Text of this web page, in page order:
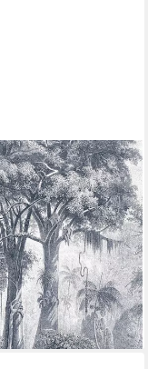
Weiß Creme,
m), gute
abziehbar